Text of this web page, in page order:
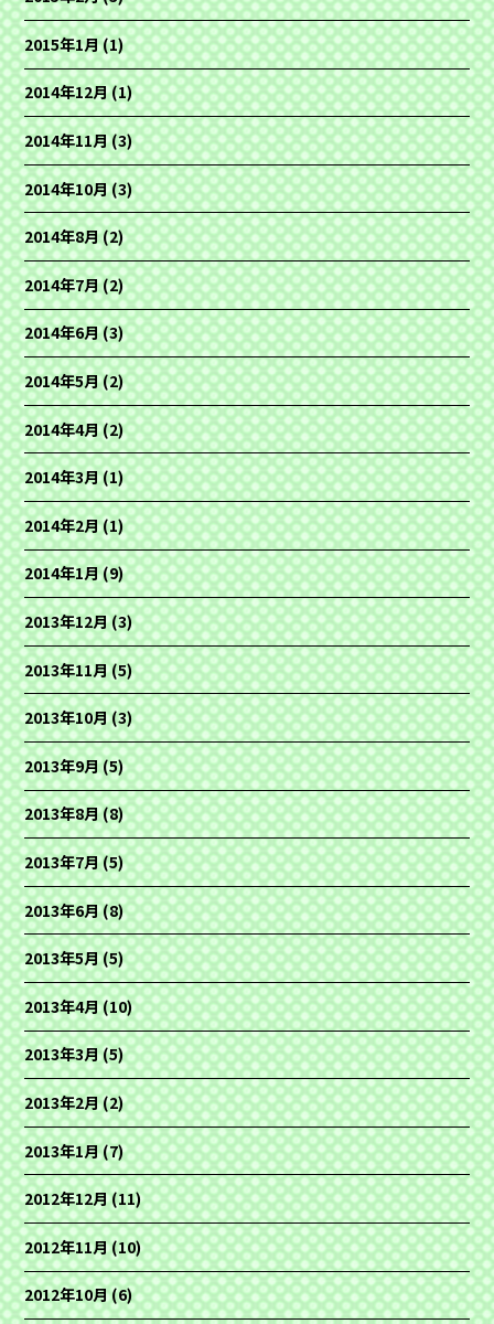
2015年1月(1)
2014年12月(1)
2014年11月(3)
2014年10月(3)
2014年8月(2)
2014年7月(2)
2014年6月(3)
2014年5月(2)
2014年4月(2)
2014年3月(1)
2014年2月(1)
2014年1月(9)
2013年12月(3)
2013年11月(5)
2013年10月(3)
2013年9月(5)
2013年8月(8)
2013年7月(5)
2013年6月(8)
2013年5月(5)
2013年4月(10)
2013年3月(5)
2013年2月(2)
2013年1月(7)
2012年12月(11)
2012年11月(10)
2012年10月(6)